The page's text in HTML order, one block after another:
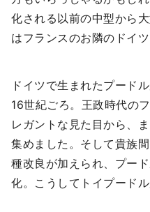
化される以前の中型から
はフランスのお隣のドイ
ドイツで生まれたプード
16世紀ごろ。王政時代の
レガントな見た目から、
集めました。そして貴族
種改良が加えられ、プー
化。こうしてトイプードル